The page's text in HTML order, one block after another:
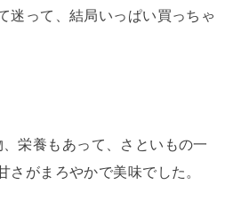
迷って、結局いっぱい買っちゃ
栄養もあって、さといもの一
さがまろやかで美味でした。